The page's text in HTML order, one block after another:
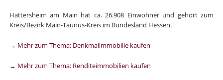
Hattersheim am Main hat ca. 26.908 Einwohner und gehört zum
Kreis/Bezirk Main-Taunus-Kreis im Bundesland Hessen.
→ Mehr zum Thema: Denkmalimmobilie kaufen
→ Mehr zum Thema: Renditeimmobilien kaufen